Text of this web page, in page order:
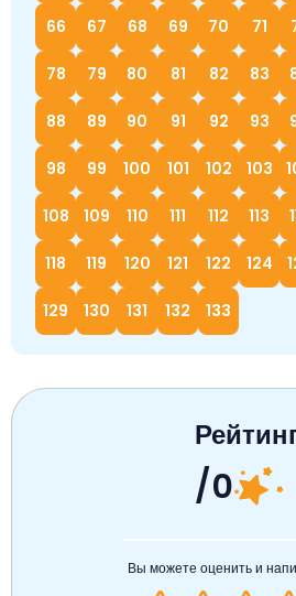
66 67 68 69 70 71
78 79 80 81 82 83
88 89 90 91 92 93
98 99 100 101 102 103
108 109 110 111 112 113
118 119 120 121 122 124
129 130 131 132 133
/0
Вы можете оценить и